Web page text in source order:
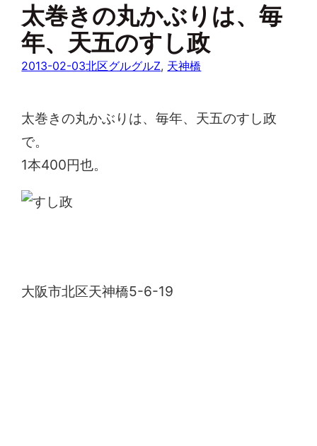
太巻きの丸かぶりは、毎
年、天五のすし政
2013-02-03北区グルグルZ, 天神橋
太巻きの丸かぶりは、毎年、天五のすし政
で。
1本400円也。
大阪市北区天神橋5-6-19